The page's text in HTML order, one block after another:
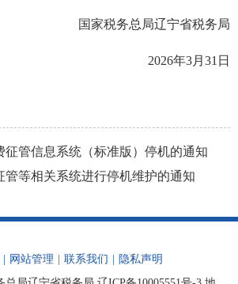
国家税务总局辽宁省税务局
2026年3月31日
征管信息系统（标准版）停机的通知
管等相关系统进行停机维护的通知
网站管理 联系我们
隐私声明